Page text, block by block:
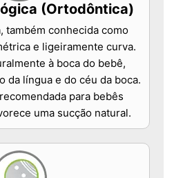
(Ortodôntica)
também conhecida como
e ligeiramente curva.
à boca do bebê,
da língua e do céu da boca.
para bebês
uma sucção natural.